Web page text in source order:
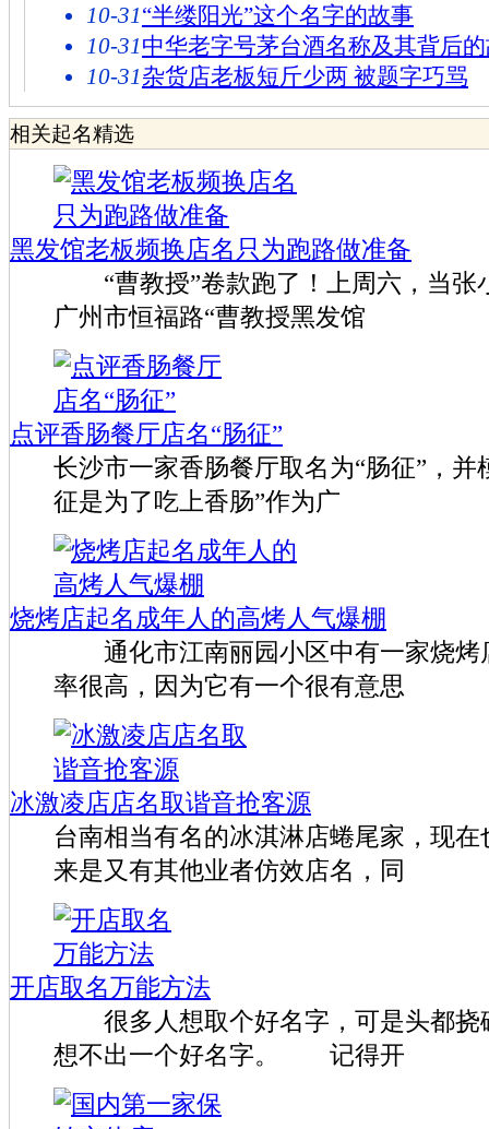
10-31“半缕阳光”这个名字的故事
10-31中华老字号茅台酒名称及其背后
10-31杂货店老板短斤少两 被题字巧骂
相关起名精选
黑发馆老板频换店名只为跑路做准备
“曹教授”卷款跑了！上周六，当张
广州市恒福路“曹教授黑发馆
点评香肠餐厅店名“肠征”
长沙市一家香肠餐厅取名为“肠征”，并
征是为了吃上香肠”作为广
烧烤店起名成年人的高烤人气爆棚
通化市江南丽园小区中有一家烧烤
率很高，因为它有一个很有意思
冰激凌店店名取谐音抢客源
台南相当有名的冰淇淋店蜷尾家，现
来是又有其他业者仿效店名，同
开店取名万能方法
很多人想取个好名字，可是头都挠
想不出一个好名字。 记得开